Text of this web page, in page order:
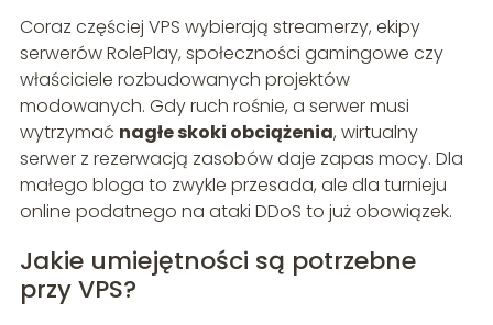
Coraz częściej VPS wybierają streamerzy, ekipy
serwerów RolePlay, społeczności gamingowe czy
właściciele rozbudowanych projektów
modowanych. Gdy ruch rośnie, a serwer musi
wytrzymać nagłe skoki obciążenia, wirtualny
serwer z rezerwacją zasobów daje zapas mocy. Dla
małego bloga to zwykle przesada, ale dla turnieju
online podatnego na ataki DDoS to już obowiązek.
Jakie umiejętności są potrzebne
przy VPS?